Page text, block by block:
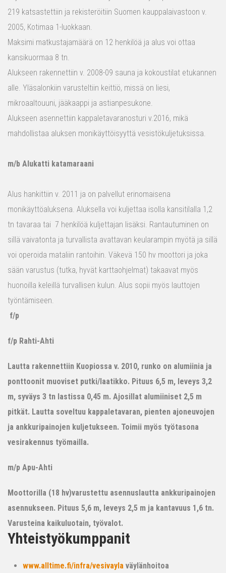
219 katsastettiin ja rekisteröitiin Suomen kauppalaivastoon v.
2005, Kotimaa 1-luokkaan.
Maksimi matkustajamäärä on 12 henkilöä ja alus voi ottaa
kansikuormaa 8 tn.
Alukseen rakennettiin v. 2008-09 sauna ja kokoustilat etukannen
alle. Yläsalonkiin varusteltiin keittiö, missä on liesi,
mikroaaltouuni, jääkaappi ja astianpesukone.
Alukseen asennettiin kappaletavaranosturi v.2016, mikä
mahdollistaa aluksen monikäyttöisyyttä vesistökuljetuksissa.
m/b Alukatti katamaraani
Alus hankittiin v. 2011 ja on palvellut erinomaisena
monikäyttöaluksena. Aluksella voi kuljettaa isolla kansitilalla 1,2
tn tavaraa tai 7 henkilöä kuljettajan lisäksi. Rantautuminen on
sillä vaivatonta ja turvallista avattavan keularampin myötä ja sillä
voi operoida mataliin rantoihin. Väkevä 150 hv moottori ja joka
sään varustus (tutka, hyvät karttaohjelmat) takaavat myös
huonoilla keleillä turvallisen kulun. Alus sopii myös lauttojen
työntämiseen.
f/p
f/p Rahti-Ahti
Lautta rakennettiin Kuopiossa v. 2010, runko on alumiinia ja
ponttoonit muoviset putki/laatikko. Pituus 6,5 m, leveys 3,2
m, syväys 3 tn lastissa 0,45 m. Ajosillat alumiiniset 2,5 m
pitkät. Lautta soveltuu kappaletavaran, pienten ajoneuvojen
ja ankkuripainojen kuljetukseen. Toimii myös työtasona
vesirakennus työmailla.
m/p Apu-Ahti
Moottorilla (18 hv)varustettu asennuslautta ankkuripainojen
asennukseen. Pituus 5,6 m, leveys 2,5 m ja kantavuus 1,6 tn.
Varusteina kaikuluotain, työvalot.
Yhteistyökumppanit
www.alltime.fi/infra/vesivayla väylänhoitoa